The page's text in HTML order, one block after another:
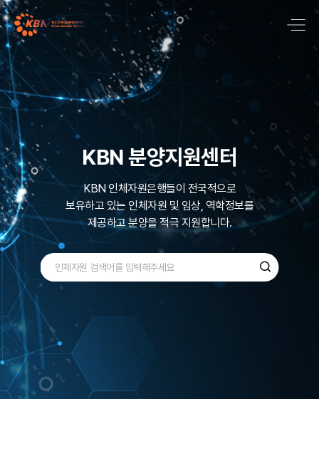
국내 최대 질병기반
바이오뱅크 네트워크
KBN은 국내 최대규모로 600,000명 이상의
다양한 검체인질병기반 인체자원을
수집, 관리 ,보유하고 있습니다.
KBN 분양지원센터
KBN 인체자원은행들이 전국적으로
보유하고 있는 인체자원 및 임상, 역학정보를
제공하고 분양을 적극 지원합니다.